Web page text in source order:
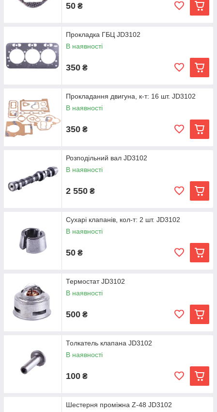
50 ₴
Прокладка ГБЦ JD3102
В наявності
350 ₴
Прокладання двигуна, к-т: 16 шт. JD3102
В наявності
350 ₴
Розподільний вал JD3102
В наявності
2 550 ₴
Сухарі клапанів, кол-т: 2 шт. JD3102
В наявності
50 ₴
Термостат JD3102
В наявності
500 ₴
Толкатель клапана JD3102
В наявності
100 ₴
Шестерня проміжна Z-48 JD3102